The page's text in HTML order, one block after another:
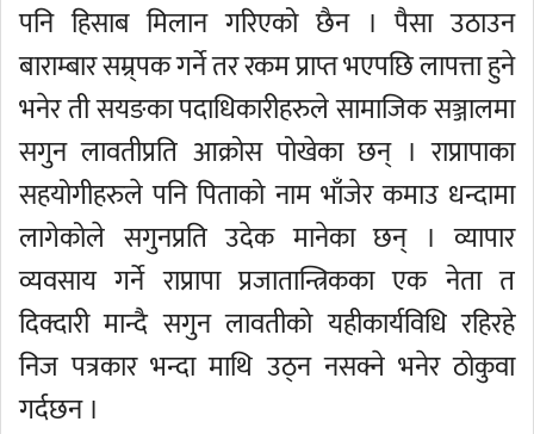
पनि हिसाब मिलान गरिएको छैन । पैसा उठाउन
बाराम्बार सम्र्पक गर्ने तर रकम प्राप्त भएपछि लापत्ता हुने
भनेर ती सयङका पदाधिकारीहरुले सामाजिक सञ्जालमा
सगुन लावतीप्रति आक्रोस पोखेका छन् । राप्रापाका
सहयोगीहरुले पनि पिताको नाम भाँजेर कमाउ धन्दामा
लागेकोले सगुनप्रति उदेक मानेका छन् । व्यापार
व्यवसाय गर्ने राप्रापा प्रजातान्त्रिकका एक नेता त
दिक्दारी मान्दै सगुन लावतीको यहीकार्यविधि रहिरहे
निज पत्रकार भन्दा माथि उठ्न नसक्ने भनेर ठोकुवा
गर्दछन ।